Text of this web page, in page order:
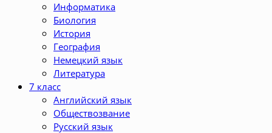
Информатика
Биология
История
География
Немецкий язык
Литература
7 класс
Английский язык
Обществозвание
Русский язык